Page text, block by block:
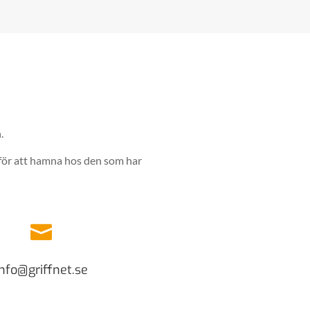
att hamna hos den som har
